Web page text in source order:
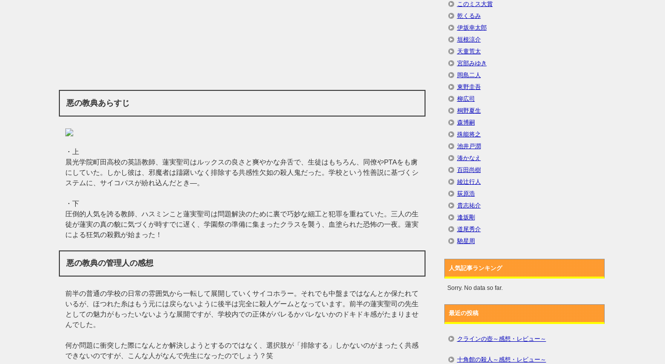
悪の教典あらすじ
・上
晨光学院町田高校の英語教師、蓮実聖司はルックスの良さと爽やかな弁舌で、生徒はもちろん、同僚やPTAをも虜
にしていた。しかし彼は、邪魔者は躊躇いなく排除する共感性欠如の殺人鬼だった。学校という性善説に基づくシ
ステムに、サイコパスが紛れ込んだとき—。
・下
圧倒的人気を誇る教師、ハスミンこと蓮実聖司は問題解決のために裏で巧妙な細工と犯罪を重ねていた。三人の生
徒が蓮実の真の貌に気づくが時すでに遅く、学園祭の準備に集まったクラスを襲う、血塗られた恐怖の一夜。蓮実
による狂気の殺戮が始まった！
悪の教典の管理人の感想
前半の普通の学校の日常の雰囲気から一転して展開していくサイコホラー。それでも中盤まではなんとか保たれて
いるが、ほつれた糸はもう元には戻らないように後半は完全に殺人ゲームとなっています。前半の蓮実聖司の先生
としての魅力がもったいないような展開ですが、学校内での正体がバレるかバレないかのドキドキ感がたまりませ
んでした。
何か問題に衝突した際になんとか解決しようとするのではなく、選択肢が「排除する」しかないのがまったく共感
できないのですが、こんな人がなんで先生になったのでしょう？笑
このミス大賞
乾くるみ
伊坂幸太郎
垣根涼介
天童荒太
宮部みゆき
岡島二人
東野圭吾
柳広司
桐野夏生
森博嗣
殊能将之
池井戸潤
湊かなえ
百田尚樹
綾辻行人
荻原浩
貴志祐介
逢坂剛
道尾秀介
馳星周
人気記事ランキング
Sorry. No data so far.
最近の投稿
クラインの壺～感想・レビュー～
十角館の殺人～感想・レビュー～